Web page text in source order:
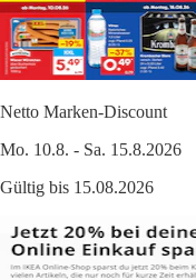
Netto Marken-Discount
Mo. 10.8. - Sa. 15.8.2026
Gültig bis 15.08.2026